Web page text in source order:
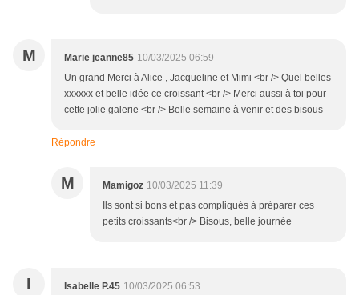
M Marie jeanne85 10/03/2025 06:59
Un grand Merci à Alice , Jacqueline et Mimi <br /> Quel belles
xxxxxx et belle idée ce croissant <br /> Merci aussi à toi pour
cette jolie galerie <br /> Belle semaine à venir et des bisous
Répondre
M Mamigoz 10/03/2025 11:39
Ils sont si bons et pas compliqués à préparer ces
petits croissants<br /> Bisous, belle journée
I Isabelle P.45 10/03/2025 06:53